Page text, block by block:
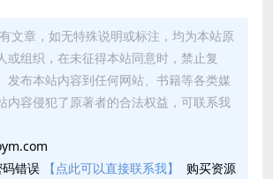
文章，如无特殊说明或标注，均为本站原
或组织，在未征得本站同意时，禁止复
发布本站内容到任何网站、书籍等各类媒
内容侵犯了原著者的合法权益，可联系我
码错误
【点此可以直接联系我】
购买资源